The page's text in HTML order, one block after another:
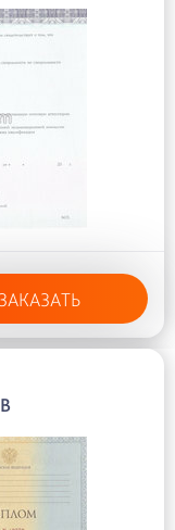
ЗАКАЗАТЬ